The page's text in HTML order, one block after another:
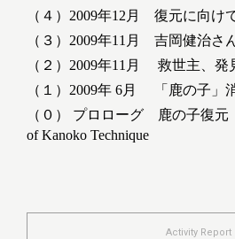
（４）2009年12月 復元に向け
（３）2009年11月 吉岡健治さ
（２）2009年11月 救世主、発
（１）2009年 6月 「鹿の子」
（０） プロローグ 鹿の子復元
of Kanoko Technique
Activity Report